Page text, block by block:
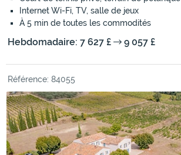
Internet Wi-Fi, TV, salle de jeux
À 5 min de toutes les commodités
Hebdomadaire: 7 627 £ 9 057 £
Référence: 84055